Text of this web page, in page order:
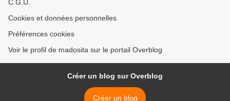
C.G.U.
Cookies et données personnelles
Préférences cookies
Voir le profil de madosita sur le portail Overblog
Créer un blog sur Overblog
Créer un blog